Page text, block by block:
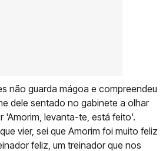
não guarda mágoa e compreendeu
dele sentado no gabinete a olhar
'Amorim, levanta-te, está feito'.
vier, sei que Amorim foi muito feliz
feliz, um treinador que nos